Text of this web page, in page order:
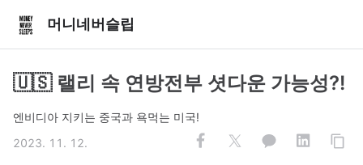
머니네버슬립
🇺🇸 랠리 속 연방전부 셧다운 가능성?!
엔비디아 지키는 중국과 욕먹는 미국!
2023. 11. 12.